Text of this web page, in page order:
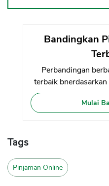
Bandingkan
Perbandingan
terbaik
Mulai
Tags
Pinjaman Online